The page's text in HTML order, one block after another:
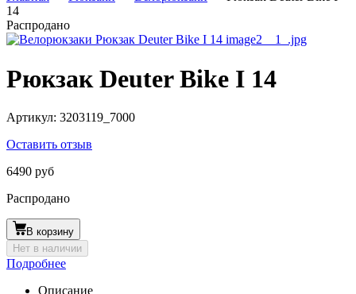
14
Распродано
Рюкзак Deuter Bike I 14
Артикул: 3203119_7000
Оставить отзыв
6490 руб
Распродано
В корзину
Нет в наличии
Подробнее
Описание